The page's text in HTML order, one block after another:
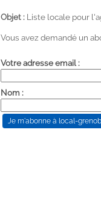
Objet : Liste locale pour
Vous avez demandé un
Votre adresse email :
Nom :